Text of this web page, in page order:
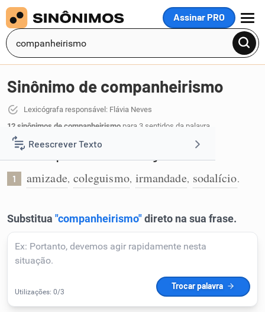
Assinar PRO
MENU
Reescrever Texto
Resumir Texto
Detector de IA
Sinônimo de companheirismo
Lexicógrafa responsável: Flávia Neves
12 sinônimos de companheirismo para 3 sentidos da palavra
companheirismo
1 amizade, coleguismo, irmandade, sodalício.